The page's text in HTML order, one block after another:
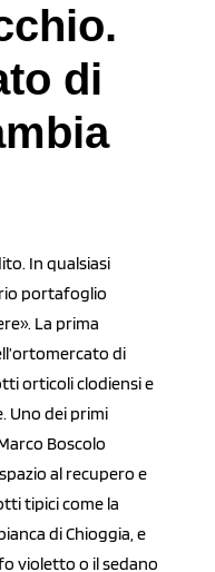
di
In qualsiasi
portafoglio
La prima
di
orticoli clodiensi e
Uno dei primi
Boscolo
al recupero e
tipici come la
di Chioggia, e
violetto o il sedano